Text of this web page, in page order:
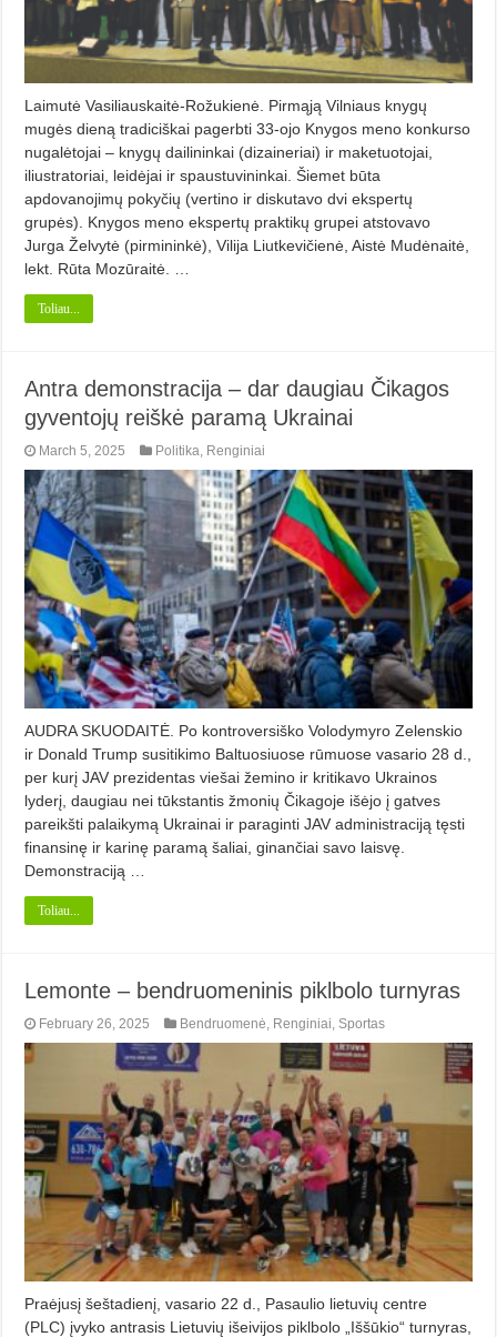
Laimutė Vasiliauskaitė-Rožukienė. Pirmąją Vilniaus knygų
mugės dieną tradiciškai pagerbti 33-ojo Knygos meno konkurso
nugalėtojai – knygų dailininkai (dizaineriai) ir maketuotojai,
iliustratoriai, leidėjai ir spaustuvininkai. Šiemet būta
apdovanojimų pokyčių (vertino ir diskutavo dvi ekspertų
grupės). Knygos meno ekspertų praktikų grupei atstovavo
Jurga Želvytė (pirmininkė), Vilija Liutkevičienė, Aistė Mudėnaitė,
lekt. Rūta Mozūraitė. …
Toliau...
Antra demonstracija – dar daugiau Čikagos
gyventojų reiškė paramą Ukrainai
March 5, 2025 Politika, Renginiai
AUDRA SKUODAITĖ. Po kontroversiško Volodymyro Zelenskio
ir Donald Trump susitikimo Baltuosiuose rūmuose vasario 28 d.,
per kurį JAV prezidentas viešai žemino ir kritikavo Ukrainos
lyderį, daugiau nei tūkstantis žmonių Čikagoje išėjo į gatves
pareikšti palaikymą Ukrainai ir paraginti JAV administraciją tęsti
finansinę ir karinę paramą šaliai, ginančiai savo laisvę.
Demonstraciją …
Toliau...
Lemonte – bendruomeninis piklbolo turnyras
February 26, 2025 Bendruomenė, Renginiai, Sportas
Praėjusį šeštadienį, vasario 22 d., Pasaulio lietuvių centre
(PLC) įvyko antrasis Lietuvių išeivijos piklbolo „Iššūkio“ turnyras,